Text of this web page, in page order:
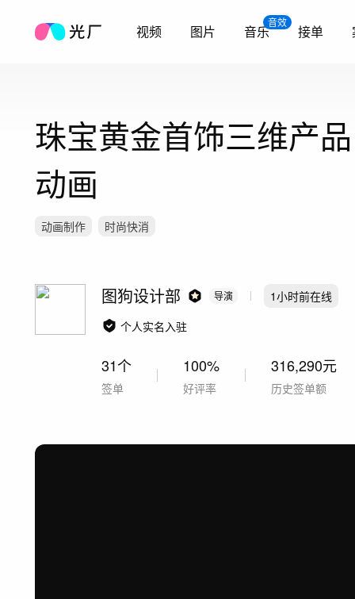
视频 图片
音效
音乐 接单
珠宝黄金首饰三维产品
动画
动画制作 时尚快消
图狗设计部 导演 1小时前在线
个人实名入驻
31个
签单
100%
好评率
316,290元
历史签单额